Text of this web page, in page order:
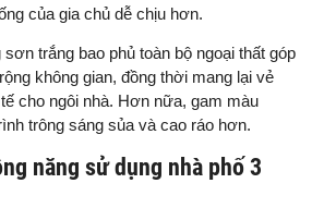
của gia chủ dễ chịu hơn.
trắng bao phủ toàn bộ ngoại thất góp
không gian, đồng thời mang lại vẻ
cho ngôi nhà. Hơn nữa, gam màu
trông sáng sủa và cao ráo hơn.
năng sử dụng nhà phố 3